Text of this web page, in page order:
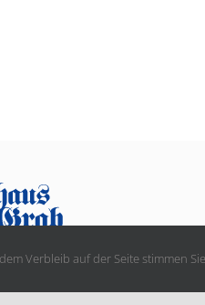
Verbleib auf der Seite stimmen